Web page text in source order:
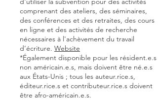
comprenant des ateliers, des séminaires,
des conférences et des retraites, des cours
en ligne et des activités de recherche
nécessaires à l'achèvement du travail
d’écriture. Website
*Également disponible pour les résident.e.s
non américain.e.s, mais doivent être né.e.s
aux États-Unis ; tous les auteur.rice.s,
éditeur.rice.s et contributeur.rice.s doivent
être afro-américain.e.s.